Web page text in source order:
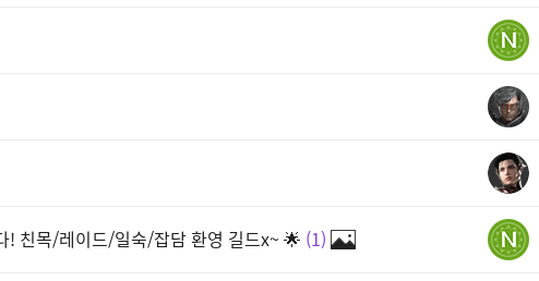
! 친목/레이드/일숙/잡담 환영 길드x~ 🌟 1